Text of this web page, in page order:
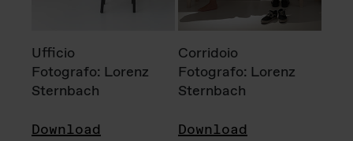
Ufficio
Fotografo: Lorenz
Sternbach
Download
Corridoio
Fotografo: Lorenz
Sternbach
Download